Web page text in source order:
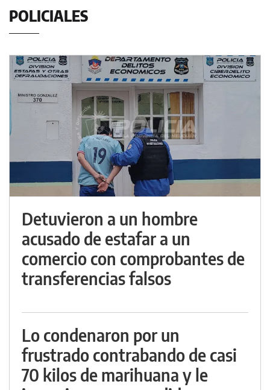
POLICIALES
Detuvieron a un hombre
acusado de estafar a un
comercio con comprobantes de
transferencias falsos
Lo condenaron por un
frustrado contrabando de casi
70 kilos de marihuana y le